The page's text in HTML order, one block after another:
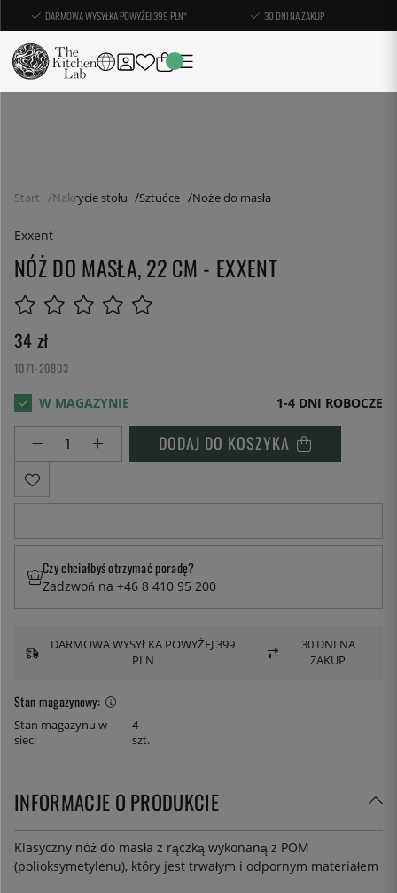
DARMOWA WYSYŁKA POWYŻEJ 399 PLN* 30 DNI NA ZAKUP
Start Nakrycie stołu Sztućce Noże do masła
Exxent
NÓŻ DO MASŁA, 22 CM - EXXENT
34 zł
1071-20803
1-4 DNI ROBOCZE
DODAJ DO KOSZYKA
Stan magazynowy:
Stan magazynu w
sieci
4
szt.
Czy chciałbyś otrzymać poradę?
Zadzwoń na +46 8 410 95 200
DARMOWA WYSYŁKA POWYŻEJ 399
PLN
30 DNI NA
ZAKUP
INFORMACJE O PRODUKCIE
Klasyczny nóż do masła z rączką wykonaną z POM
(polioksymetylenu), który jest trwałym i odpornym materiałem